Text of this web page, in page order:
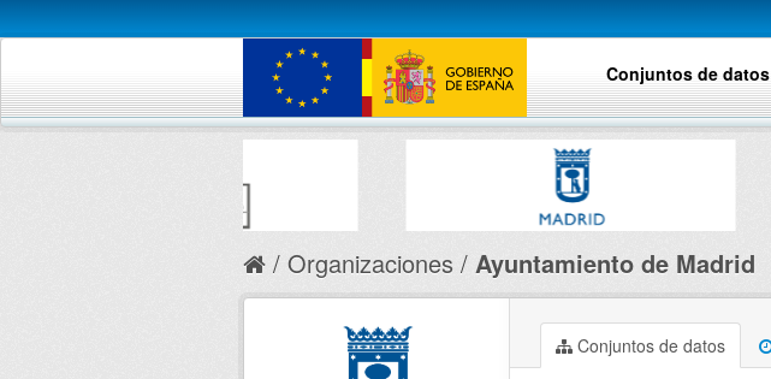
Conjuntos de datos
Organizaciones Ayuntamiento de Madrid
Conjuntos de datos